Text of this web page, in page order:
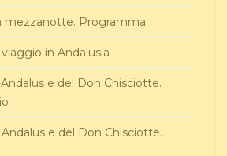
mezzanotte. Programma
in Andalusia
e del Don Chisciotte.
e del Don Chisciotte.